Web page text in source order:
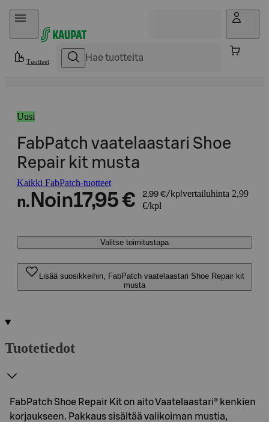
Hyppää sisältöön
Tuotteet
Uusi
FabPatch vaatelaastari Shoe
Repair kit musta
Kaikki FabPatch-tuotteet
n. Noin17,95 € 2,99 €/kpl vertailuhinta 2,99
€/kpl
Valitse toimitustapa
Lisää suosikkeihin, FabPatch vaatelaastari Shoe Repair kit
musta
Tuotetiedot
FabPatch Shoe Repair Kit on aito Vaatelaastari® kenkien
korjaukseen. Pakkaus sisältää valikoiman mustia,